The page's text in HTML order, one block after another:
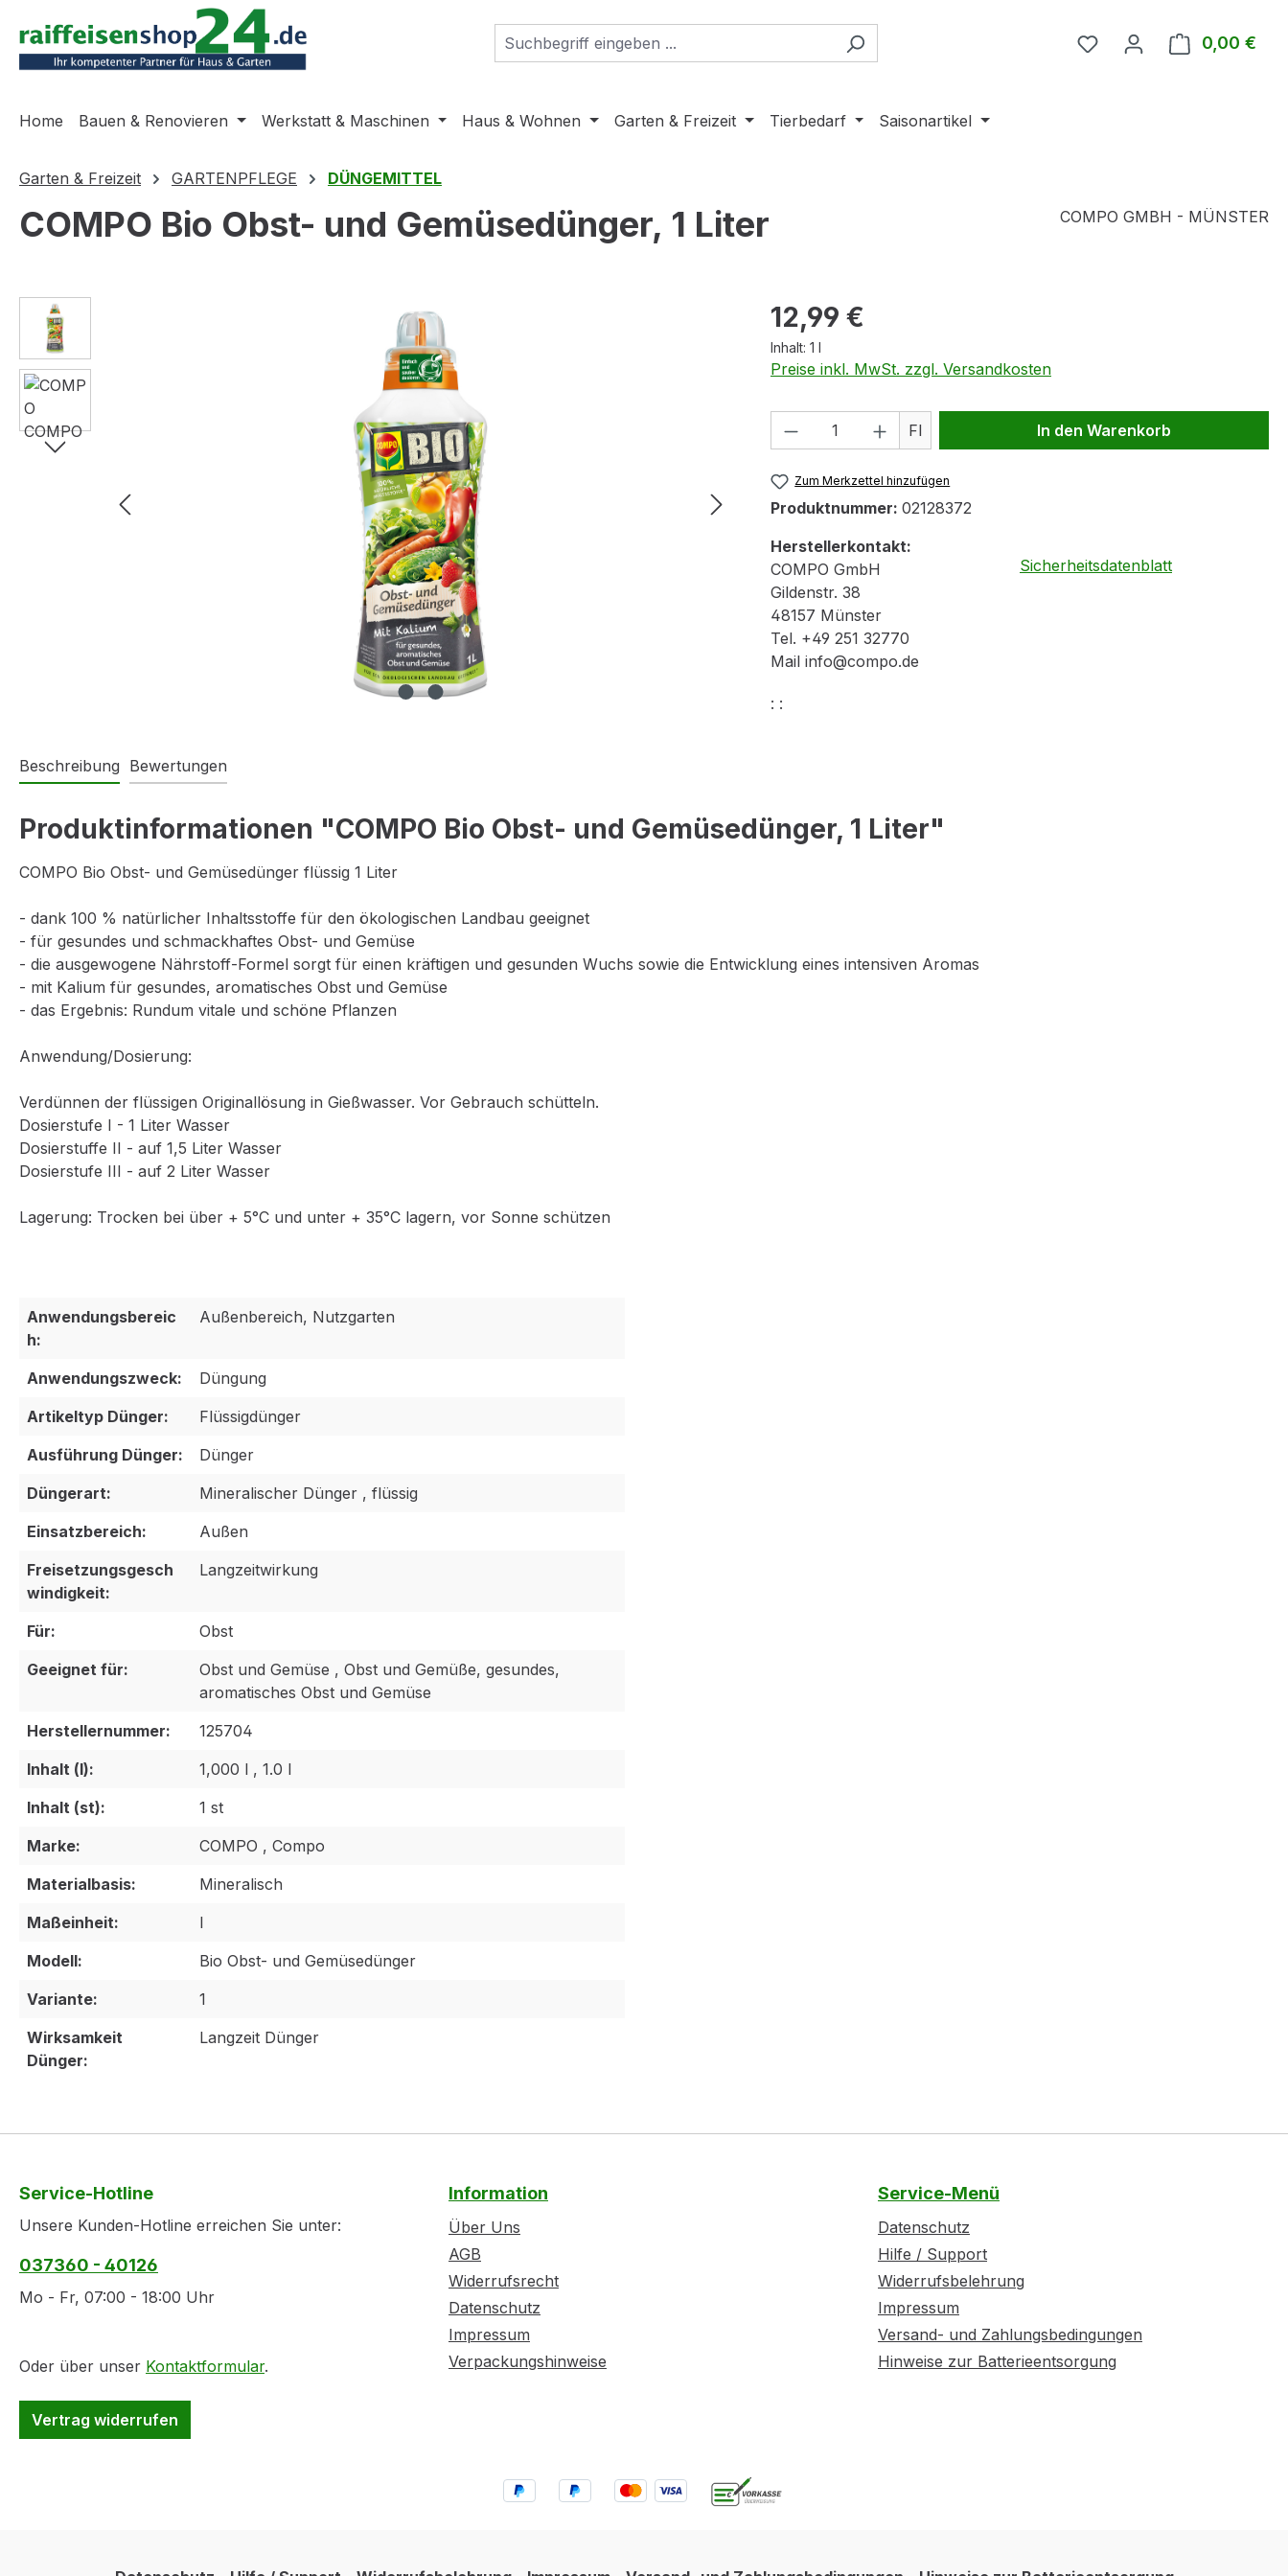
Hauptinhalt springen
Zur Suche springen
Zur Hauptnavigation springen
0,00 €
Home Bauen & Renovieren Werkstatt & Maschinen Haus & Wohnen Garten & Freizeit Tierbedarf Saisonartikel
Garten & Freizeit GARTENPFLEGE DÜNGEMITTEL
COMPO Bio Obst- und Gemüsedünger, 1 Liter COMPO GMBH - MÜNSTER
Bildergalerie überspringen Regulärer Preis:
12,99 €
Inhalt: 1 l
Preise inkl. MwSt. zzgl. Versandkosten
Produkt Anzahl: Gib den gewünschten Wert
Fl In den Warenkorb
Zum Merkzettel hinzufügen
Produktnummer: 02128372
Herstellerkontakt:
COMPO GmbH
Gildenstr. 38
48157 Münster
Tel. +49 251 32770
Mail info@compo.de
Sicherheitsdatenblatt
: :
Beschreibung Bewertungen
Produktinformationen "COMPO Bio Obst- und Gemüsedünger, 1 Liter"
COMPO Bio Obst- und Gemüsedünger flüssig 1 Liter
- dank 100 % natürlicher Inhaltsstoffe für den ökologischen Landbau geeignet
- für gesundes und schmackhaftes Obst- und Gemüse
- die ausgewogene Nährstoff-Formel sorgt für einen kräftigen und gesunden Wuchs sowie die Entwicklung eines intensiven Aromas
- mit Kalium für gesundes, aromatisches Obst und Gemüse
- das Ergebnis: Rundum vitale und schöne Pflanzen
Anwendung/Dosierung:
Verdünnen der flüssigen Originallösung in Gießwasser. Vor Gebrauch schütteln.
Dosierstufe I - 1 Liter Wasser
Dosierstuffe II - auf 1,5 Liter Wasser
Dosierstufe III - auf 2 Liter Wasser
Lagerung: Trocken bei über + 5°C und unter + 35°C lagern, vor Sonne schützen
Anwendungsbereic
h:
Außenbereich, Nutzgarten
Anwendungszweck:
Düngung
Artikeltyp Dünger:
Flüssigdünger
Ausführung Dünger:
Dünger
Düngerart:
Mineralischer Dünger , flüssig
Einsatzbereich:
Außen
Freisetzungsgesch
windigkeit:
Langzeitwirkung
Für:
Obst
Geeignet für:
Obst und Gemüse , Obst und Gemüße, gesundes,
aromatisches Obst und Gemüse
Herstellernummer:
125704
Inhalt (l):
1,000 l , 1.0 l
Inhalt (st):
1 st
Marke:
COMPO , Compo
Materialbasis:
Mineralisch
Maßeinheit:
l
Modell:
Bio Obst- und Gemüsedünger
Variante:
1
Wirksamkeit
Dünger:
Langzeit Dünger
Service-Hotline
Unsere Kunden-Hotline erreichen Sie unter:
037360 - 40126
Mo - Fr, 07:00 - 18:00 Uhr
Oder über unser Kontaktformular.
Vertrag widerrufen
Information
Über Uns
AGB
Widerrufsrecht
Datenschutz
Impressum
Verpackungshinweise
Service-Menü
Datenschutz
Hilfe / Support
Widerrufsbelehrung
Impressum
Versand- und Zahlungsbedingungen
Hinweise zur Batterieentsorgung